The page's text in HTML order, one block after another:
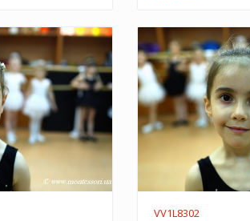
VV1L8302